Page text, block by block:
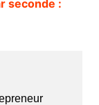
seconde :